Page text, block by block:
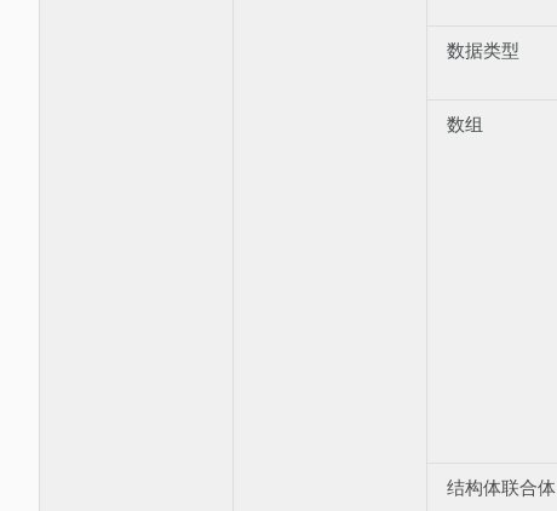
数据类型
数组
结构体联合体